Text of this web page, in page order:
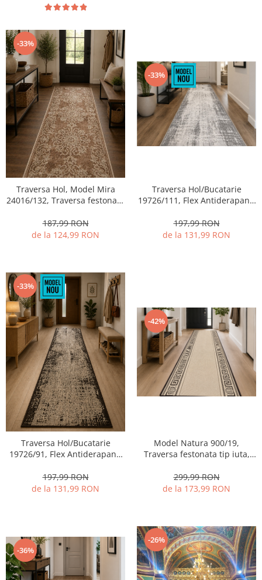
-33%
Traversa Hol, Model Mira
24016/132, Traversa festonata
187,99 RON
de la 124,99 RON
-33%
Traversa Hol/Bucatarie
19726/111, Flex Antiderapant,
197,99 RON
de la 131,99 RON
-33%
Traversa Hol/Bucatarie
19726/91, Flex Antiderapant,
197,99 RON
de la 131,99 RON
-42%
Model Natura 900/19,
Traversa festonata tip iuta,
299,99 RON
de la 173,99 RON
-36%
-26%